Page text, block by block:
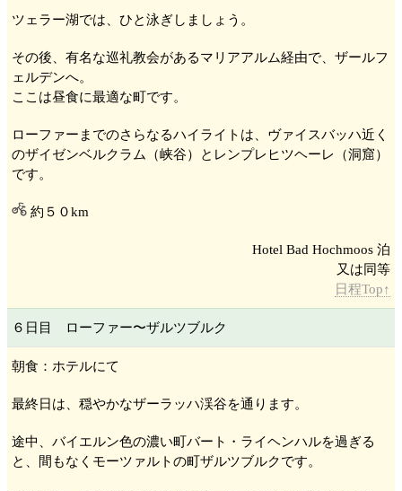
ツェラー湖では、ひと泳ぎしましょう。
その後、有名な巡礼教会があるマリアアルム経由で、ザールフ
ェルデンへ。
ここは昼食に最適な町です。
ローファー までのさらなるハイライトは、ヴァイスバッハ近く
のザイゼンベルクラム
（峡谷）とレンプレヒツヘーレ （洞窟）
です。
約５０km
Hotel Bad Hochmoos 泊
又は同等
日程Top↑
６日目 ローファー〜ザルツブルク
朝食：ホテルにて
最終日は、穏やかなザーラッハ渓谷を通ります。
途中、バイエルン色の濃い町バート・ライヘンハルを過ぎる
と、間もなくモーツァルトの町ザルツブルクです。